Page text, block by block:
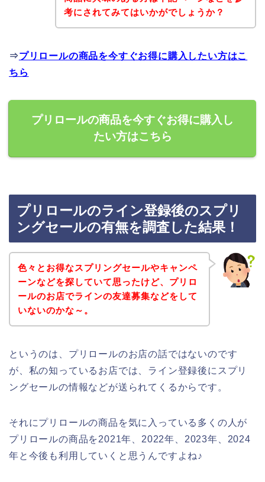
考にされてみてはいかがでしょうか？
⇒プリロールの商品を今すぐお得に購入したい方はこ
ちら
プリロールの商品を今すぐお得に購入し
たい方はこちら
プリロールのライン登録後のスプリ
ングセールの有無を調査した結果！
色々とお得なスプリングセールやキャンペ
ーンなどを探していて思ったけど、プリロ
ールのお店でラインの友達募集などをして
いないのかな～。
というのは、プリロールのお店の話ではないのです
が、私の知っているお店では、ライン登録後にスプリ
ングセールの情報などが送られてくるからです。
それにプリロールの商品を気に入っている多くの人が
プリロールの商品を2021年、2022年、2023年、2024
年と今後も利用していくと思うんですよね♪